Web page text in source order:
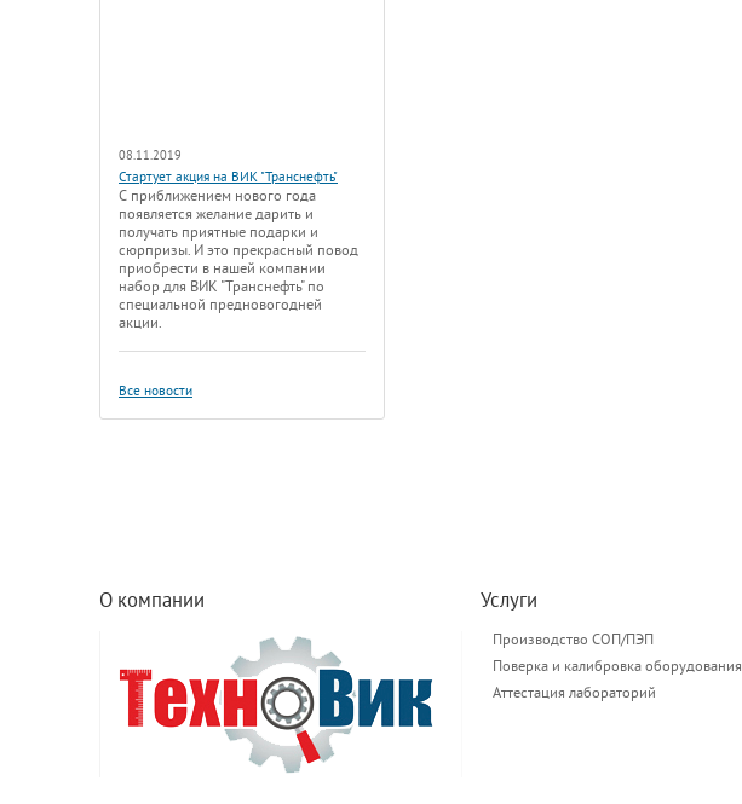
08.11.2019
Стартует акция на ВИК "Транснефть"
С приближением нового года
появляется желание дарить и
получать приятные подарки и
сюрпризы. И это прекрасный повод
приобрести в нашей компании
набор для ВИК "Транснефть" по
специальной предновогодней
акции.
Все новости
О компании Услуги
Производство СОП/ПЭП
Поверка и калибровка оборудования
Аттестация лабораторий